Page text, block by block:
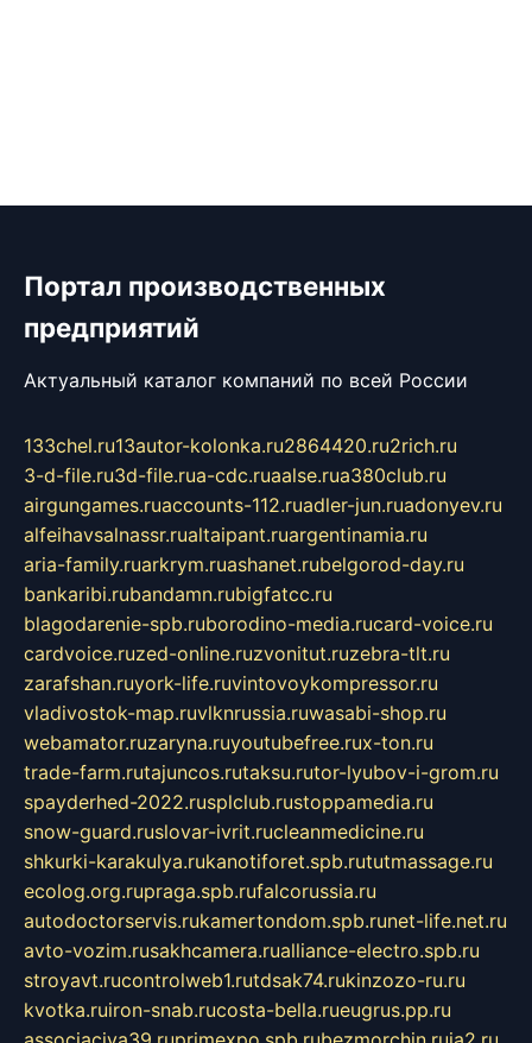
Портал производственных
предприятий
Актуальный каталог компаний по всей России
133chel.ru13autor-kolonka.ru2864420.ru2rich.ru
3-d-file.ru3d-file.rua-cdc.ruaalse.rua380club.ru
airgungames.ruaccounts-112.ruadler-jun.ruadonyev.ru
alfeihavsalnassr.rualtaipant.ruargentinamia.ru
aria-family.ruarkrym.ruashanet.rubelgorod-day.ru
bankaribi.rubandamn.rubigfatcc.ru
blagodarenie-spb.ruborodino-media.rucard-voice.ru
cardvoice.ruzed-online.ruzvonitut.ruzebra-tlt.ru
zarafshan.ruyork-life.ruvintovoykompressor.ru
vladivostok-map.ruvlknrussia.ruwasabi-shop.ru
webamator.ruzaryna.ruyoutubefree.rux-ton.ru
trade-farm.rutajuncos.rutaksu.rutor-lyubov-i-grom.ru
spayderhed-2022.rusplclub.rustoppamedia.ru
snow-guard.ruslovar-ivrit.rucleanmedicine.ru
shkurki-karakulya.rukanotiforet.spb.rututmassage.ru
ecolog.org.rupraga.spb.rufalcorussia.ru
autodoctorservis.rukamertondom.spb.runet-life.net.ru
avto-vozim.rusakhcamera.rualliance-electro.spb.ru
stroyavt.rucontrolweb1.rutdsak74.rukinzozo-ru.ru
kvotka.ruiron-snab.rucosta-bella.rueugrus.pp.ru